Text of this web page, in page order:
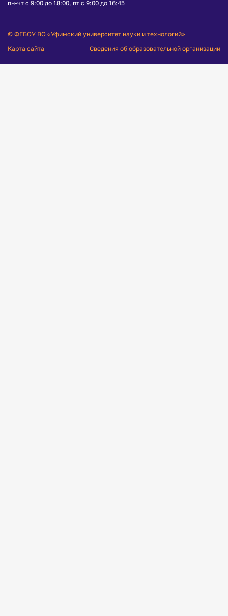
пн-чт с 9:00 до 18:00, пт с 9:00 до 16:45
© ФГБОУ ВО «Уфимский университет науки и технологий»
Карта сайта
Сведения об образовательной организации